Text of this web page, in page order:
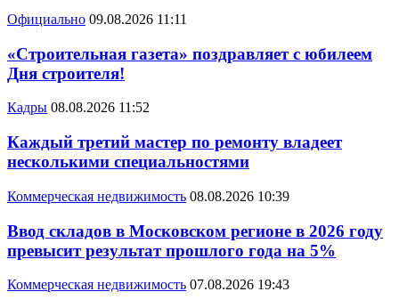
Официально 09.08.2026 11:11
«Строительная газета» поздравляет с юбилеем
Дня строителя!
Кадры 08.08.2026 11:52
Каждый третий мастер по ремонту владеет
несколькими специальностями
Коммерческая недвижимость 08.08.2026 10:39
Ввод складов в Московском регионе в 2026 году
превысит результат прошлого года на 5%
Коммерческая недвижимость 07.08.2026 19:43